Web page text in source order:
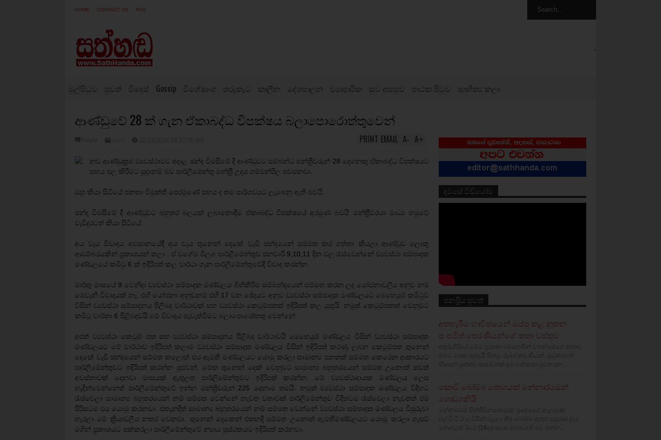
HOME CONTACT US RSS
.
මුල්පිටුව පුවත් විදෙස් Gossip විශේෂාංග තරුකැට කාලීන දේශපාලන ව්‍යාපාරික සුව අසපුව පාඨක පිටුව සාහිත්‍ය කලා
ආණ්ඩුවේ 28 ක් ගැන ඒකාබද්ධ විපක්ෂය බලාපොරොත්තුවෙන්
A+
A-
EMAIL
PRINT
නව ආණ්ඩුක‍්‍රම ව්‍යවස්ථාවට අදාළ ඡන්ද විමසීමේ දී ආණ්ඩුවට සම්බන්ධ මන්ත‍්‍රීවරුන් 28 දෙනෙකු ඒකාබද්ධ විපක්ෂයට
සහය පල කිරීමට සූදානම් බව පාර්ලිමේන්තු මන්ත‍්‍රී උදය ගම්මන්පිල පවසනවා.
ඔහු කියා සිටියේ ජනතා විමුක්ති පෙරමුණේ සහය ද තම පාර්ශවයට ලැබෙනු ඇති බවයි.
ඡන්ද විමසීමේ දී ආණ්ඩුවට බහුතර බලයක් ලබානොදීම ඒකාබද්ධ විපක්ෂයේ අරමුණ බවයි මන්ත‍්‍රීවරයා මාධ්‍ය හමුවේ
වැඩිදුරටත් කියා සිටියේ.
අය වැය විවාදය අවසානයේදී අය වැය තුනෙන් දෙකේ වැඩි ඡන්දයෙන් සම්මත කර ගත්තා කියලා ආණ්ඩුව ලොකූ
ආඩම්බරයකින් ප්‍රකාශයන් කලා . ඒ වගේම මීලග පාර්ළිමේන්තුව ජනවාරි 9,10,11 දින වල රැස්වෙන්නේ ව්‍යවස්ථා සම්පාදක
මණ්ඩලයේ කමිටු 6 ක් ඉදිරිපත් කල වාර්ථා ගැන පාර්ලිමේන්තුවේදී විවාද කරන්න.
මාර්තු මාසයේ 9 වෙනිදා ව්‍යවස්ථා සම්පාදක මණ්ඩලය බිහිකිරීම සම්බන්දයෙන් සම්මත කරන ලද යෝජනාවලිය අනුව නම්
මෙවැනි විවාදයක් නෑ. එහි යෝජනා අනුවනම් එහි 17 වන ඡේදයට අනුව ව්‍යවස්ථා සම්පාදක මණ්ඩලයට මෙහෙයුම් කමිටුව
විසින් ව්‍යවස්ථා සම්පාදනය පිලිබද වාර්ථාවක් සහ ව්‍යවස්ථා කෙටුම්පතක් ඉදිරිපත් කල යුතුයි. නමුත් කෙටුම්පතක් වෙනුවට
කමිටු වාර්තා 6 පිළිබදවයි මේ විවාදය පැවැත්වීමට බලාපොරෝතතු වෙන්නේ.
අළුත් ව්‍යවස්ථා කෙටුම් පත සහ ව්‍යවස්ථා සම්පාදනය පිළිබද වාර්ථාවයි මෙහෙයුම් මණ්ඩලය විසින් ව්‍යවස්ථා සම්පාදක
මණ්ඩලයට මේ වාර්ථාව ඉදිරිපත් කලාම ව්‍යවස්ථා සම්පාදක මණ්ඩලය විසින් ඉදිරිපත් කරණු ලබන කෙටුම්පත තුනෙන්
දෙකේ වැඩි ඡන්දයෙන් සම්මත කලොත් එය ඇමති මණ්ඩලයට යොමු කරලා සාමාන්‍ය පනතක් සම්මත කෙරෙන ආකාරයට
පාර්ලිමේන්තුවට ඉදිරිපත් කරන්න පුළුවන්. මේක තුනෙන් දෙක් වෙනුවට සාමාන්‍ය බහුතරයෙන් සම්මත උනොත් තවත්
අවස්තාවක් දෙනවා මාසයක් ඇතුලත පාර්ලිමේන්තුවට ඉදිරිපත් කරන්න. මේ ව්‍යවස්ථාදායක මණ්ඩලය ලෙස
හැදින්වෙන්නෙත් පාර්ලිමේන්තුවේ ඉන්න මන්ත්‍රීවරුන් 225 දෙනාම තමයි. නමුත් ව්‍යවස්ථා සම්පාදක මණ්ඩලය විදිහට
රැස්වෙලා සාමාන්‍ය බහුතරයෙන් නම් සම්මත වෙන්නේ නැවත වතාවක් පාර්ලිමේන්තුව විදිහටම රැස්වෙලා නැවතත් එම
පිරිසටම එය යොමු කරනවා. එතැනදීත් සාමාන්‍ය බහුතරයෙන් නම් සම්මත වෙන්නේ ව්‍යවස්ථා සම්පාදක මණ්ඩලය විසුරුවා
හැරලා මේ ක්‍රියාවලිය නතර වෙනවා. තුනෙන් දෙකෙන් එතනදී සම්මත උනොත් ඇමතිමණ්ඩලයට යොමු කරලා ගැසට්
මගින් ප්‍රකාශයට පක්කරලා පාර්ලිමේන්තුවේ න්‍යාය පුස්ථකයට ඉදිරිපත් කරනවා.
දවසේ වීඩියෝව
ජනප්‍රිය පුවත්
අතහැරීම භාවිතයෙන් ඔප්පු කළ නූතන
සංඝමිත් තෙරණියන්ගේ කතා වස්‌තුව
අතුරුගිරියේ ධම්ම සුජාතා මෙහෙණින් වහන්සේගේ කතාව
ඔබට මතක ඇතැයි සිතමු. රූබර තරුණියක්‌, මුඩුකරගත්
හිසෙන් යුක්‌තව කසාවතක්‌ දරා ගත් කතා පුවත අන...
කොටි බෝම්බ තොගයක් මන්නාරමෙන්
ගොඩගනියි
මන්නාරමේ සිත්තිවිනයාගපුරම් ප්‍රදේශයේ කැලෑවක
එල්.ටී.ටී.ඊ ය විසින් වළලා තිබූ බෝම්බ ඇතුළු පුපුරණ ද්‍රව්‍ය
තොගයක් ඊයේ (18දා) සවස ගොඩගත් බව මන්න...